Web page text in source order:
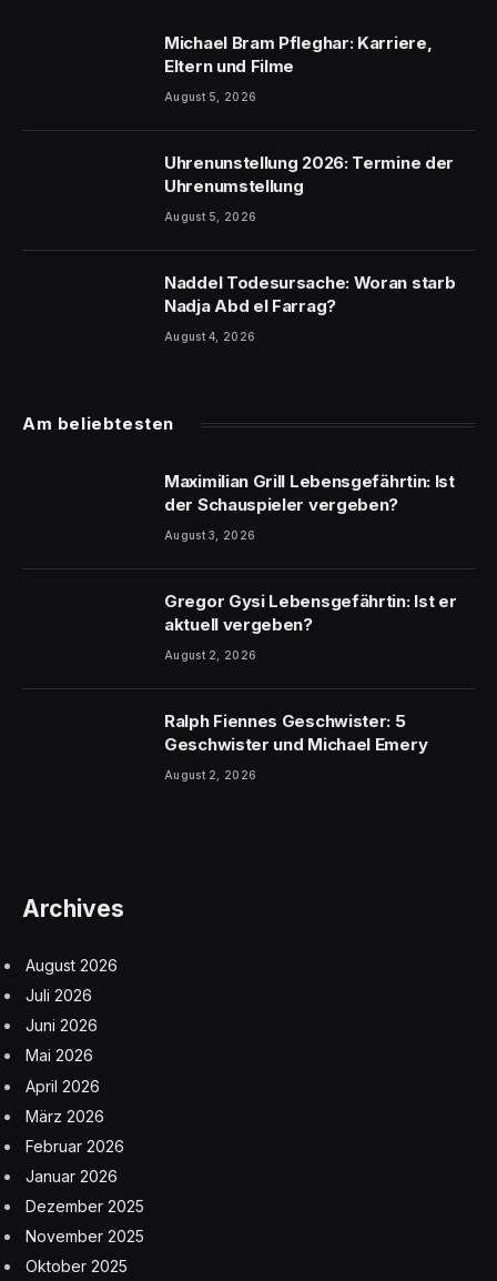
Michael Bram Pfleghar: Karriere,
Eltern und Filme
August 5, 2026
Uhrenunstellung 2026: Termine der
Uhrenumstellung
August 5, 2026
Naddel Todesursache: Woran starb
Nadja Abd el Farrag?
August 4, 2026
Am beliebtesten
Maximilian Grill Lebensgefährtin: Ist
der Schauspieler vergeben?
August 3, 2026
Gregor Gysi Lebensgefährtin: Ist er
aktuell vergeben?
August 2, 2026
Ralph Fiennes Geschwister: 5
Geschwister und Michael Emery
August 2, 2026
Archives
August 2026
Juli 2026
Juni 2026
Mai 2026
April 2026
März 2026
Februar 2026
Januar 2026
Dezember 2025
November 2025
Oktober 2025